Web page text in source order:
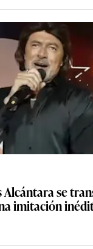
Alcántara se
imitación